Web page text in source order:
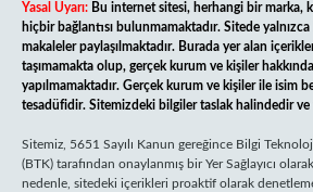
Yasal Uyarı: Bu internet sitesi, herhangi bir marka,
hiçbir bağlantısı bulunmamaktadır. Sitede yalnızca
makaleler paylaşılmaktadır. Burada yer alan
taşımamakta olup, gerçek kurum ve kişiler
yapılmamaktadır. Gerçek kurum ve kişiler ile isim
tesadüfidir. Sitemizdeki bilgiler taslak halindedir ve
Sitemiz, 5651 Sayılı Kanun gereğince Bilgi
(BTK) tarafından onaylanmış bir Yer Sağlayıcı
nedenle, sitedeki içerikleri proaktif olarak